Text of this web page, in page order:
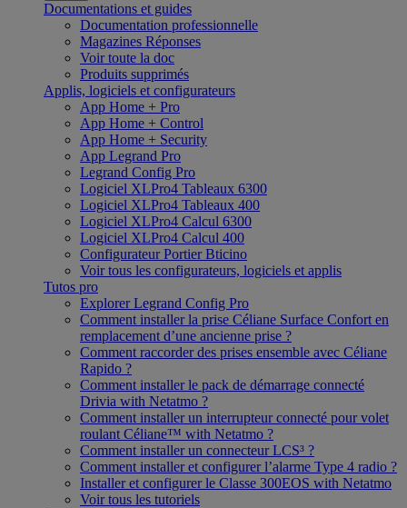
Documentations et guides
Documentation professionnelle
Magazines Réponses
Voir toute la doc
Produits supprimés
Applis, logiciels et configurateurs
App Home + Pro
App Home + Control
App Home + Security
App Legrand Pro
Legrand Config Pro
Logiciel XLPro4 Tableaux 6300
Logiciel XLPro4 Tableaux 400
Logiciel XLPro4 Calcul 6300
Logiciel XLPro4 Calcul 400
Configurateur Portier Bticino
Voir tous les configurateurs, logiciels et applis
Tutos pro
Explorer Legrand Config Pro
Comment installer la prise Céliane Surface Confort en
remplacement d’une ancienne prise ?
Comment raccorder des prises ensemble avec Céliane
Rapido ?
Comment installer le pack de démarrage connecté
Drivia with Netatmo ?
Comment installer un interrupteur connecté pour volet
roulant Céliane™ with Netatmo ?
Comment installer un connecteur LCS³ ?
Comment installer et configurer l’alarme Type 4 radio ?
Installer et configurer le Classe 300EOS with Netatmo
Voir tous les tutoriels